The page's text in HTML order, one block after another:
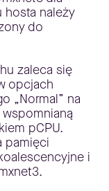
hosta należy
do
zaleca się
opcjach
„Normal” na
wspomnianą
pCPU.
pamięci
i